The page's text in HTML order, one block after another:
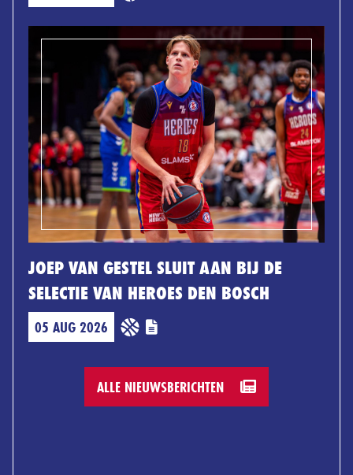
JOEP VAN GESTEL SLUIT AAN BIJ DE
SELECTIE VAN HEROES DEN BOSCH
05 AUG 2026
ALLE NIEUWSBERICHTEN